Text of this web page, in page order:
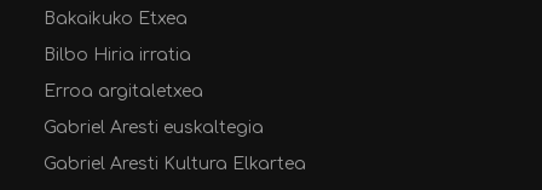
Bakaikuko Etxea
Bilbo Hiria irratia
Erroa argitaletxea
Gabriel Aresti euskaltegia
Gabriel Aresti Kultura Elkartea